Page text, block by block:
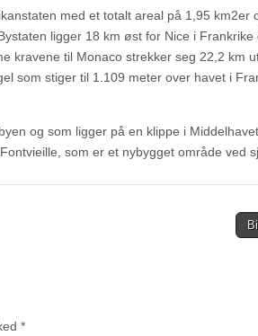
med et totalt areal på 1,95 km2er
ligger 18 km øst for Nice i
kravene til Monaco strekker seg 22,2 km
som stiger til 1.109 meter over havet i
og som ligger på en klippe i
som er et nybygget område ved
*